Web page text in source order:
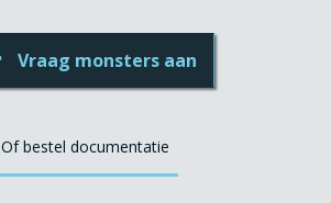
Vraag monsters aan
Of bestel documentatie